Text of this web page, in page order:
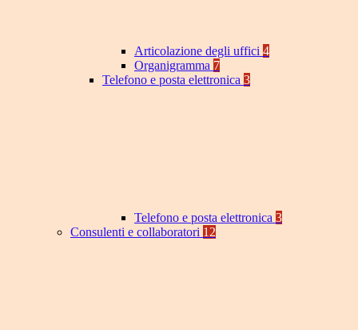
Articolazione degli uffici 4
Organigramma 7
Telefono e posta elettronica 3
Telefono e posta elettronica 3
Consulenti e collaboratori 12